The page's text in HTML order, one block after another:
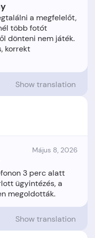
a megfelelőt,
több fotót
dönteni nem játék.
korrekt
Show translation
Május 8, 2026
3 perc alatt
ügyintézés, a
Show translation